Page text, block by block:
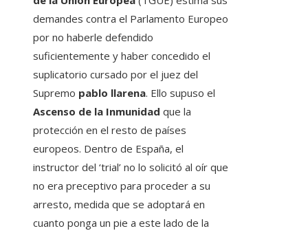
demandes contra el Parlamento Europeo
por no haberle defendido
suficientemente y haber concedido el
suplicatorio cursado por el juez del
Supremo pablo llarena. Ello supuso el
Ascenso de la Inmunidad que la
protección en el resto de países
europeos. Dentro de España, el
instructor del ‘trial’ no lo solicitó al oír que
no era preceptivo para proceder a su
arresto, medida que se adoptará en
cuanto ponga un pie a este lado de la